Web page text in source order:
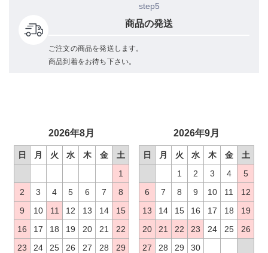
step5
商品の発送
ご注文の商品を発送します。
商品到着をお待ち下さい。
2026年8月
日 月 火 水 木 金
土
1
2
3 4 5 6 7
8
9
10 11 12 13 14
15
16
17 18 19 20 21
22
23
24 25 26 27 28
29
2026年9月
日 月 火 水 木 金
土
1
2 3 4
5
6
7 8 9 10 11
12
13
14 15 16 17 18
19
20
21 22 23 24 25
26
27
28 29 30